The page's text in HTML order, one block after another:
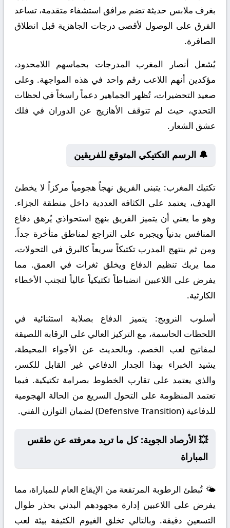
بغرف ملابس حديثة تضم مرافق استشفاء متقدمة، تساعد
الفرق على الوصول لأقصى درجات الجاهزية قبل انطلاق
الصافرة.
يُشعل أنصار المغرب المدرجات بحماسهم اللامحدود،
مؤكدين أنهم اللاعب رقم واحد في هذه المواجهة. وعلى
صعيد التحضيرات، تُظهر الجماهير دعماً راسخاً في لحظات
التحدي، حيث لم تتوقف الأهازيج عن الدوران في فلك
عشق الشعار.
🔔 الرسم التكتيكي المتوقع للفريقين
تكتيك المغرب: يتبنى الفريق نهجاً هجومياً مركزاً لا يخطئ
الهدف، يعتمد على الكثافة العددية داخل منطقة الجزاء.
وهو ما يعني أن يتميز الفريق بنهج استحواذي يُرهق دفاع
المنافس بدنياً ويجبره على التراجع لمناطق متأخرة جداً.
ومن ثم ينتهج المدرب تكتيكاً سريعاً كالبرق في التحولات،
مما يربك تنظيم الدفاع ويخلق ثغرات في العمق. مما
يفرض على اللاعبين انضباطاً تكتيكياً عالياً لتجنب الأخطاء
الكارثية.
أسلوب النرويج: يتميز الدفاع بصلابة استثنائية في
اللحظات الحاسمة، مع التركيز العالي على الرقابة اللصيقة
لمفاتيح لعب الخصم. وبالحديث عن الأجواء المحيطة،
يشيد الخبراء بهذا الجدار الدفاعي غير القابل للكسر،
والذي يعتمد على تقارب الخطوط بصرامة تكتيكية. فيما
تعتمد المنظومة على التحول السريع من الحالة الهجومية
للدفاعية (Defensive Transition) لضمان التوازن الفني.
💥 الأرصاد الجوية: كل ما تريد معرفته عن طقس
المباراة
🌤️ تُبطئ الرطوبة المرتفعة من الإيقاع العام للمباراة، مما
يفرض على اللاعبين إدارة مجهودهم البدني بحذر طوال
التسعين دقيقة. وبالتالي تخلق الغيوم الكثيفة بيئة لعب